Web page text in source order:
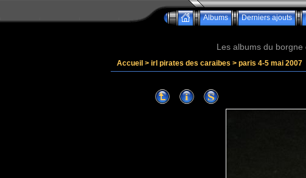
Albums Derniers ajouts
Les albums du borgne
Accueil > irl pirates des caraibes > paris 4-5 mai 2007